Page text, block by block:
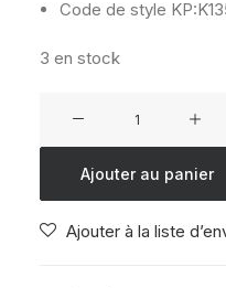
Code de style
3 en stock
Kipling
BRIDAL
Ajouter au panier
Ajouter à la liste